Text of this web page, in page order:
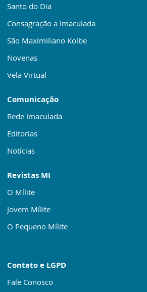
Santo do Dia
Consagração a Imaculada
São Maximiliano Kolbe
Novenas
Vela Virtual
Comunicação
Rede Imaculada
Editorias
Notícias
Revistas MI
O Mílite
Jovem Mílite
O Pequeno Mílite
Contato e LGPD
Fale Conosco